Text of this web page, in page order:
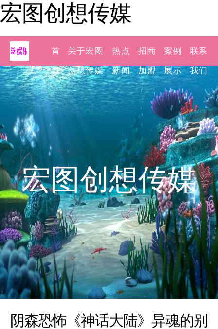
宏图创想传媒
首
页
关于宏图
创想传媒
热点
新闻
招商
加盟
案例
展示
联系
我们
宏图创想传媒
阴森恐怖《神话大陆》异魂的别